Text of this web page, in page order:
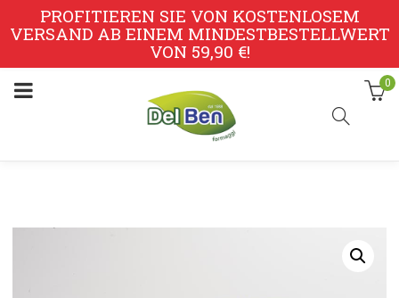
PROFITIEREN SIE VON KOSTENLOSEM
VERSAND AB EINEM MINDESTBESTELLWERT
VON 59,90 €!
0